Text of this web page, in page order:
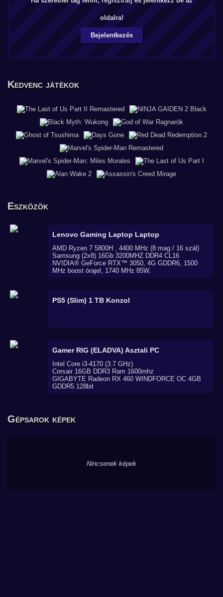
oldalra!
Bejelentkezés
Kedvenc játékok
Eszközök
Lenovo Gaming Laptop Laptop
AMD Ryzen 7 5800H , 4400 MHz (8 mag / 16 szál)
Samsung (2x8) 16Gb 3200MHZ DDR4 CL16
NVIDIA® GeForce RTX™ 3050, 4G GDDR6, 1500
MHz boost órajel, 1740 MHz 85W.
PS5 (Slim) 1 TB Konzol
Gamer RIG (ELADVA) Asztali PC
Intel Core i3-4170 (3.7 GHz)
Corsair 16GB DDR3 Ram 1600mhz
GIGABYTE Radeon RX 460 WINDFORCE OC 4GB
GDDR5 128bit
Gépsarok képek
Nincsenek képek